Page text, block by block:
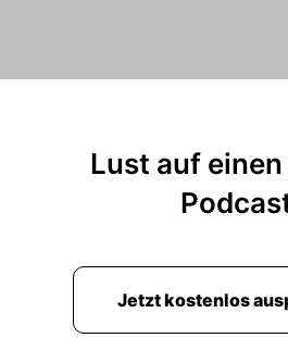
Lust auf
Jetzt kostenlos